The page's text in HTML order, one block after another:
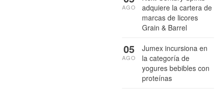
adquiere la cartera de
marcas de licores
Grain & Barrel
AGO
Jumex incursiona en
la categoría de
yogures bebibles con
proteínas
05
AGO